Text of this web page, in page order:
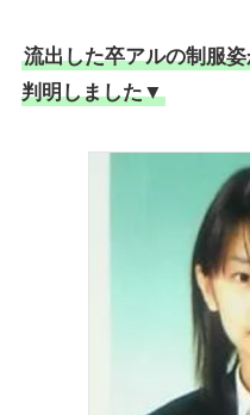
流出した卒アルの制服
判明しました▼